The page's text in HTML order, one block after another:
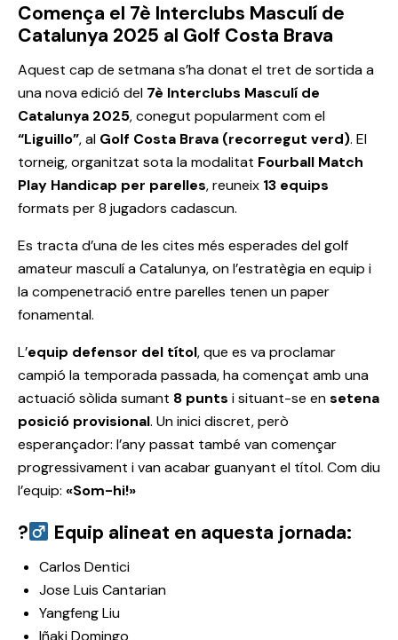
Comença el 7è Interclubs Masculí de
Catalunya 2025 al Golf Costa Brava
Aquest cap de setmana s’ha donat el tret de sortida a
una nova edició del 7è Interclubs Masculí de
Catalunya 2025, conegut popularment com el
“Liguillo”, al Golf Costa Brava (recorregut verd). El
torneig, organitzat sota la modalitat Fourball Match
Play Handicap per parelles, reuneix 13 equips
formats per 8 jugadors cadascun.
Es tracta d’una de les cites més esperades del golf
amateur masculí a Catalunya, on l’estratègia en equip i
la compenetració entre parelles tenen un paper
fonamental.
L’equip defensor del títol, que es va proclamar
campió la temporada passada, ha començat amb una
actuació sòlida sumant 8 punts i situant-se ensetena
posició provisional. Un inici discret, però
esperançador: l’any passat també van començar
progressivament i van acabar guanyant el títol. Com diu
l’equip: «Som-hi!»
? Equip alineat en aquesta jornada:
Carlos Dentici
Jose Luis Cantarian
Yangfeng Liu
Iñaki Domingo